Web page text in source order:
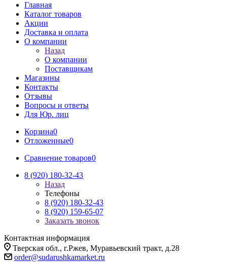
Главная
Каталог товаров
Акции
Доставка и оплата
О компании
Назад
О компании
Поставщикам
Магазины
Контакты
Отзывы
Вопросы и ответы
Для Юр. лиц
Корзина0
Отложенные0
Сравнение товаров0
8 (920) 180-32-43
Назад
Телефоны
8 (920) 180-32-43
8 (920) 159-65-07
Заказать звонок
Контактная информация
Тверская обл., г.Ржев, Муравьевский тракт, д.28
order@sudarushkamarket.ru